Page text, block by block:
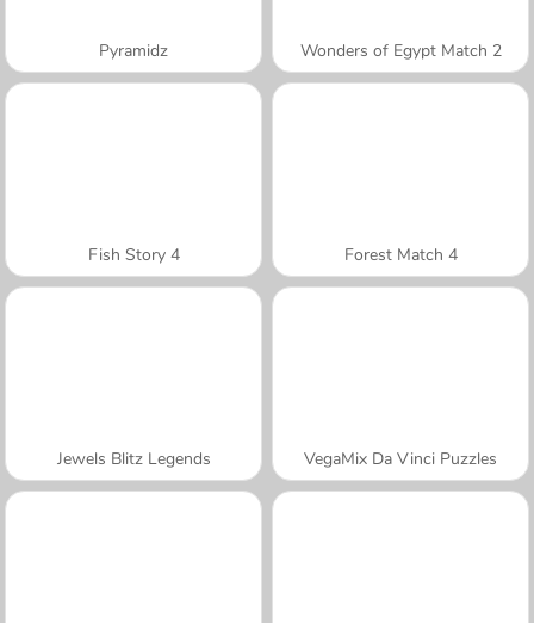
Pyramidz Wonders of Egypt Match 2
Fish Story 4 Forest Match 4
Jewels Blitz Legends VegaMix Da Vinci Puzzles